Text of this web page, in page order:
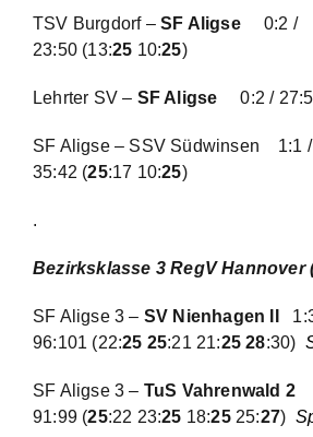
TSV Burgdorf – SF Aligse 0:2 /
23:50 (13:25 10:25)
Lehrter SV – SF Aligse0:2 /
SF Aligse – SSV Südwinsen 1:1 /
35:42 (25:17 10:25)
.
Bezirksklasse 3 RegV Hannover
SF Aligse 3 – SV Nienhagen II
96:101 (22:25 25:21 21:25 28:30)
SF Aligse 3 – TuS Vahrenwald 2
91:99 (25:22 23:25 18:2525:27)